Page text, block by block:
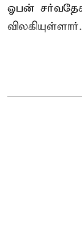
ஓபன் சர்வதேச
விலகியுள்ளார்.